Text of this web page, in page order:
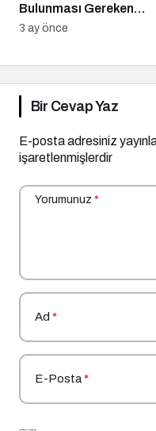
Bulunması Gereken
Programlar
3 ay önce
Bir Cevap Yaz
E-posta adresiniz
işaretlenmişlerdir
Yorumunuz *
Ad *
E-Posta*